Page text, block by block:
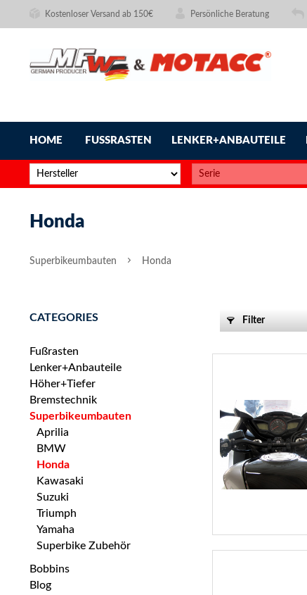
Kostenloser Versand ab 150€ Persönliche Beratung
HOME FUSSRASTEN LENKER+ANBAUTEILE
Honda
Superbikeumbauten Honda
CATEGORIES
Fußrasten
Lenker+Anbauteile
Höher+Tiefer
Bremstechnik
Superbikeumbauten
Aprilia
BMW
Honda
Kawasaki
Suzuki
Triumph
Yamaha
Superbike Zubehör
Bobbins
Blog
Filter